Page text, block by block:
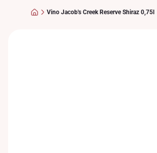
Vino Jacob's Creek Reserve Shiraz 0,75l